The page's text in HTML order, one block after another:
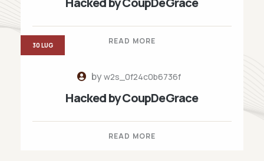
READ MORE
byw2s_0f24c0b6736f
Hacked by CoupDeGrace
READ MORE
30 LUG